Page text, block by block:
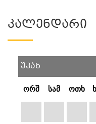
Კალენდარი
უკან
ორშ სამ ოთხ